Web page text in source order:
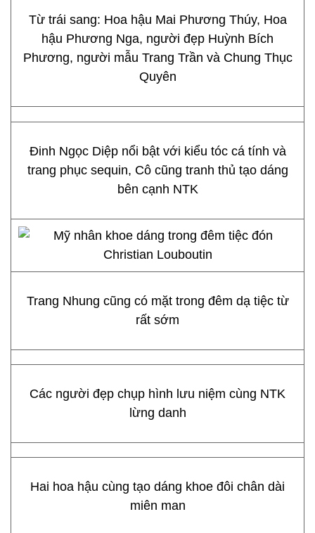
Từ trái sang: Hoa hậu Mai Phương Thúy, Hoa
hậu Phương Nga, người đẹp Huỳnh Bích
Phương, người mẫu Trang Trần và Chung Thục
Quyên
Đinh Ngọc Diệp nổi bật với kiểu tóc cá tính và
trang phục sequin, Cô cũng tranh thủ tạo dáng
bên cạnh NTK
Trang Nhung cũng có mặt trong đêm dạ tiệc từ
rất sớm
Các người đẹp chụp hình lưu niệm cùng NTK
lừng danh
Hai hoa hậu cùng tạo dáng khoe đôi chân dài
miên man